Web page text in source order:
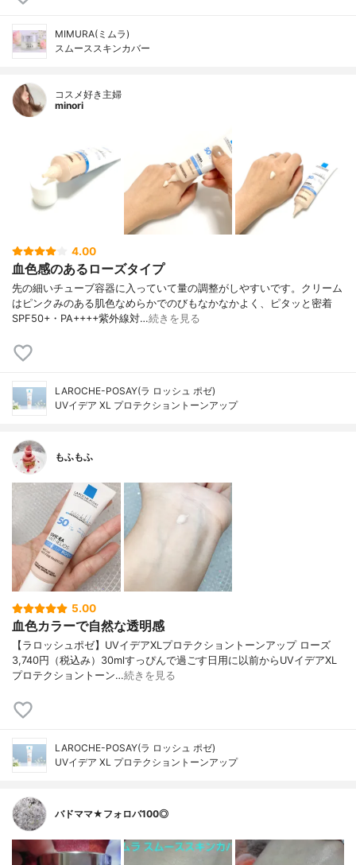
MIMURA(ミムラ)
スムーススキンカバー
コスメ好き主婦
minori
4.00
血色感のあるローズタイプ
先の細いチューブ容器に入っていて量の調整がしやすいです。クリーム
はピンクみのある肌色なめらかでのびもなかなかよく、ピタッと密着
SPF50+・PA++++紫外線対…続きを見る
LAROCHE-POSAY(ラ ロッシュ ポゼ)
UVイデア XL プロテクショントーンアップ
もふもふ
5.00
血色カラーで自然な透明感
【ラロッシュポゼ】UVイデアXLプロテクショントーンアップ ローズ
3,740円（税込み）30mlすっぴんで過ごす日用に以前からUVイデアXL
プロテクショントーン…続きを見る
LAROCHE-POSAY(ラ ロッシュ ポゼ)
UVイデア XL プロテクショントーンアップ
バドママ★フォロバ100◎